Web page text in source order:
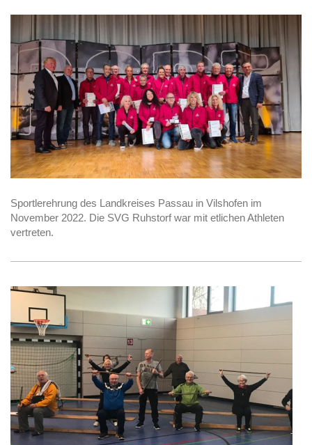
Sportlerehrung des Landkreises Passau in Vilshofen im
November 2022. Die SVG Ruhstorf war mit etlichen Athleten
vertreten.